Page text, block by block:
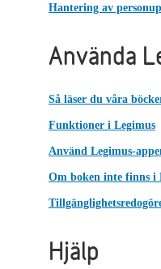
Hantering av
Använda
Så läser du våra
Funktioner i Legimus
Använd Legimus-
Om boken inte finns i
Hjälp